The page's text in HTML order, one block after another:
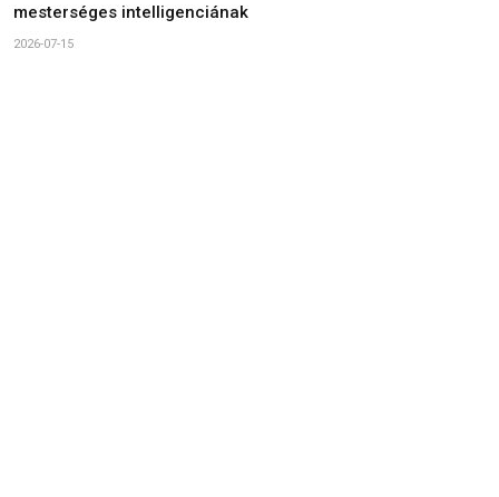
mesterséges intelligenciának
2026-07-15